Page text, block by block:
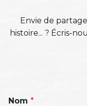
Envie de
histoire... ? Écris-
Nom *